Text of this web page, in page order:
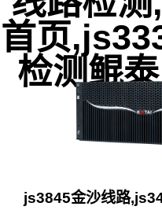
首页
检测鲲
js3845金沙线路